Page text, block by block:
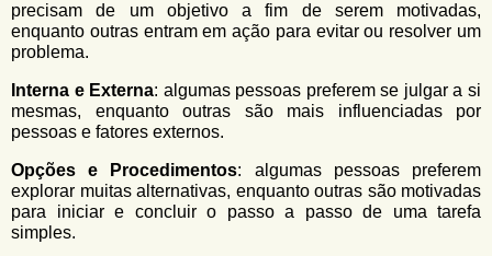
precisam de um objetivo a fim de serem motivadas,
enquanto outras entram em ação para evitar ou resolver um
problema.
Interna e Externa: algumas pessoas preferem se julgar a si
mesmas, enquanto outras são mais influenciadas por
pessoas e fatores externos.
Opções e Procedimentos: algumas pessoas preferem
explorar muitas alternativas, enquanto outras são motivadas
para iniciar e concluir o passo a passo de uma tarefa
simples.